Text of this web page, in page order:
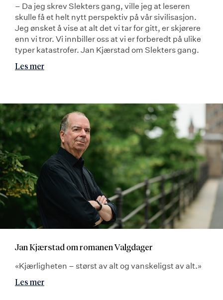
– Da jeg skrev Slekters gang, ville jeg at leseren
skulle få et helt nytt perspektiv på vår sivilisasjon.
Jeg ønsket å vise at alt det vi tar for gitt, er skjørere
enn vi tror. Vi innbiller oss at vi er forberedt på ulike
typer katastrofer. Jan Kjærstad om Slekters gang.
Les mer
Jan Kjærstad om romanen Valgdager
«Kjærligheten – størst av alt og vanskeligst av alt.»
Les mer